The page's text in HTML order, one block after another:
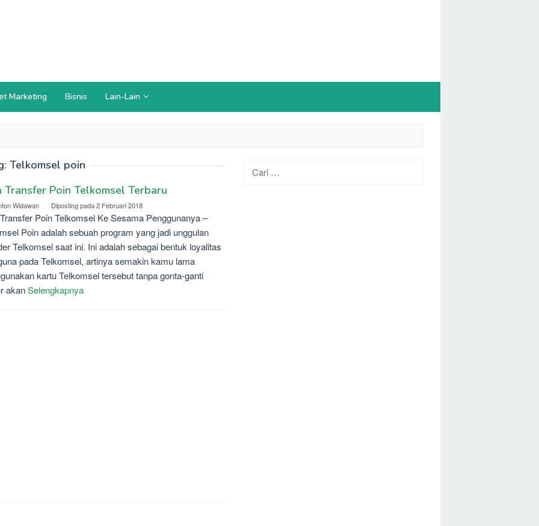
Marketing Bisnis Lain-Lain
Telkomsel poin
Transfer Poin Telkomsel Terbaru
Widawan Diposting pada2 Februari 2018
Poin Telkomsel Ke Sesama Penggunanya –
Poin adalah sebuah program yang jadi unggulan
Telkomsel saat ini. Ini adalah sebagai bentuk loyalitas
pada Telkomsel, artinya semakin kamu lama
kartu Telkomsel tersebut tanpa gonta-ganti
akanSelengkapnya
Cari